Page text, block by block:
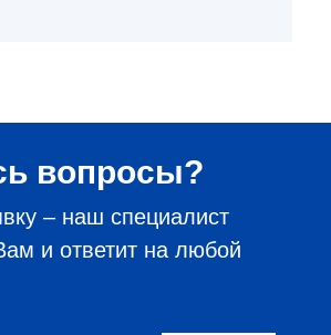
вопросы?
– наш специалист
и ответит на любой